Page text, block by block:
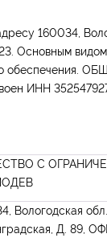
160034,
Основным
обеспечения.
ИНН
С
Вологодская
Д. 89,